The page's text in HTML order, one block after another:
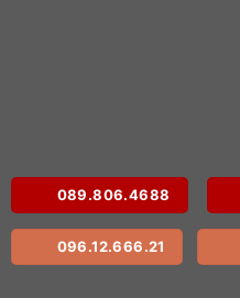
089.806.4688
096.12.666.21